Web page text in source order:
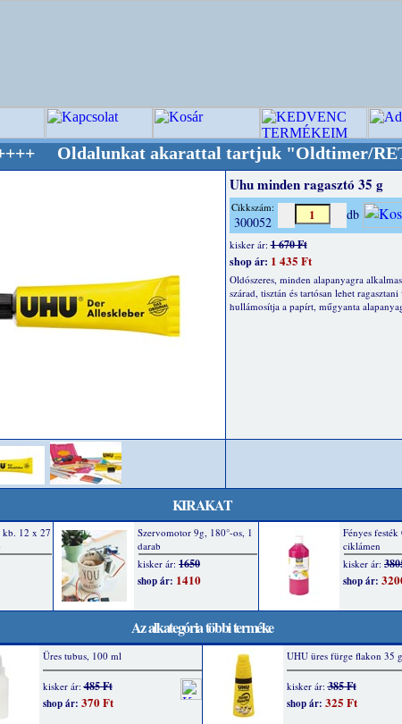
akarattal tartjuk "Oldtimer/RETRO"
Uhu minden ragasztó 35 g
Cikkszám:
300052 db
kisker ár:1 670 Ft
shop ár: 1 435 Ft
Oldószeres, minden alapanyagra
szárad, tisztán és tartósan lehet
hullámosítja a papírt, műgyanta
KIRAKAT
Az alkategória többi terméke
Üres tubus, 100 ml
kisker ár:485 Ft
shop ár: 370 Ft
UHU üres fürge flakon 35 g
kisker ár:385 Ft
shop ár: 325 Ft